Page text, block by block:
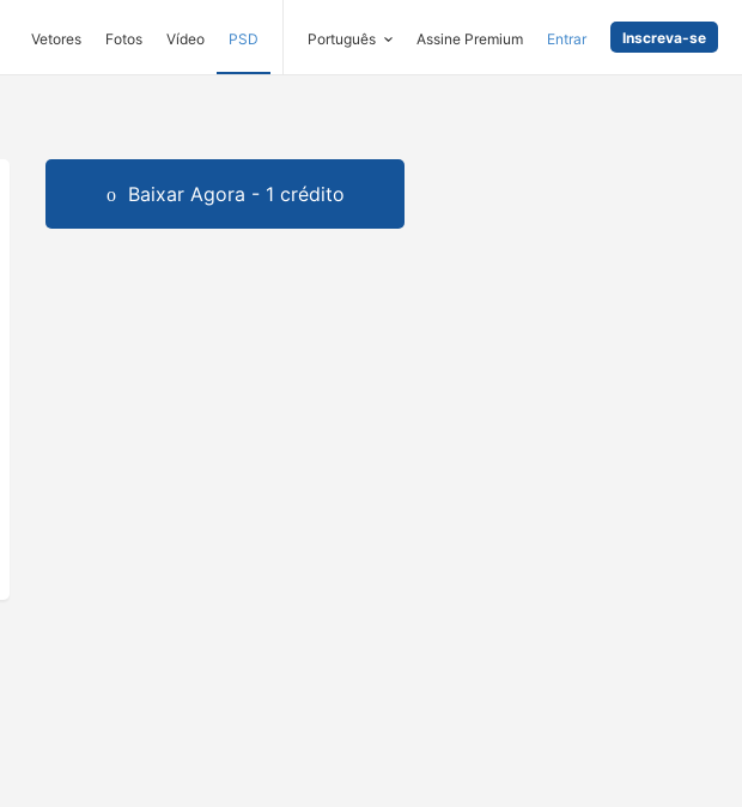
Vetores Fotos Vídeo PSD Português Assine Premium Entrar Inscreva-se
Baixar Agora - 1 crédito